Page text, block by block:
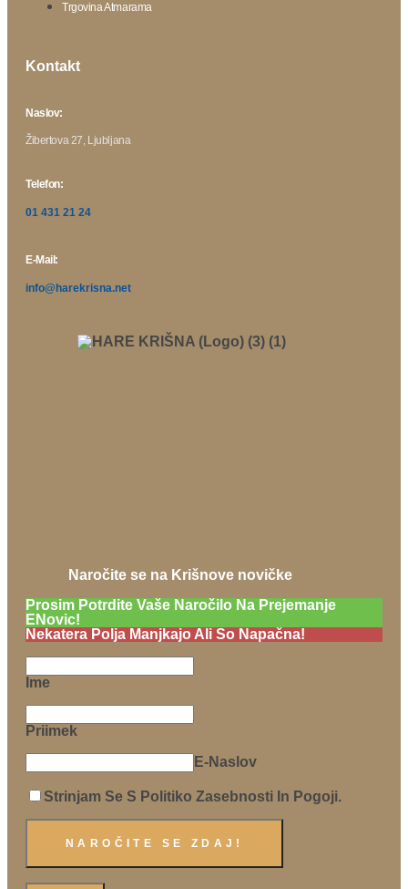
Trgovina Atmarama
Kontakt
Naslov:
Žibertova 27, Ljubljana
Telefon:
01 431 21 24
E-Mail:
info@harekrisna.net
Naročite se na Krišnove novičke
Prosim Potrdite Vaše Naročilo Na Prejemanje
ENovic!
Nekatera Polja Manjkajo Ali So Napačna!
Ime
Priimek
E-Naslov
Strinjam Se S Politiko Zasebnosti In Pogoji.